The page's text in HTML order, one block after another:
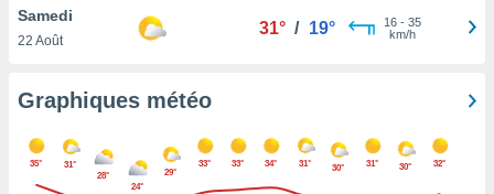
sur le
que
ne
Samedi
22 Août
31° / 19° 16- 35
km/h
Graphiques météo
35°
31°
28°
24°
29°
33° 33° 34° 31° 30° 31° 30° 32°